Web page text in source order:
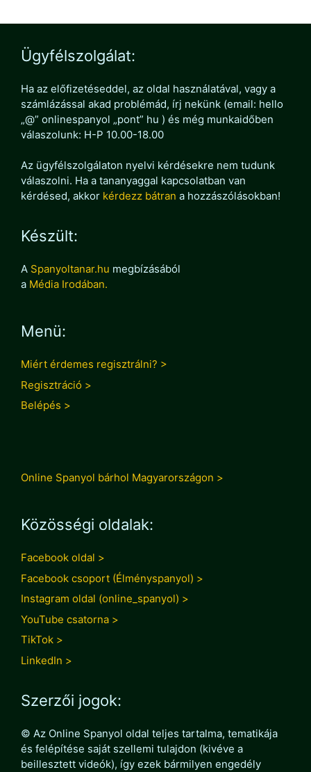
Ügyfélszolgálat:
Ha az előfizetéseddel, az oldal használatával, vagy a
számlázással akad problémád, írj nekünk (email: hello
„@” onlinespanyol „pont” hu ) és még munkaidőben
válaszolunk: H-P 10.00-18.00
Az ügyfélszolgálaton nyelvi kérdésekre nem tudunk
válaszolni. Ha a tananyaggal kapcsolatban van
kérdésed, akkor kérdezz bátran a hozzászólásokban!
Készült:
A Spanyoltanar.hu megbízásából
a Média Irodában.
Menü:
Miért érdemes regisztrálni? >
Regisztráció >
Belépés >
Online Spanyol bárhol Magyarországon >
Közösségi oldalak:
Facebook oldal >
Facebook csoport (Élményspanyol) >
Instagram oldal (online_spanyol) >
YouTube csatorna >
TikTok >
LinkedIn >
Szerzői jogok:
© Az Online Spanyol oldal teljes tartalma, tematikája
és felépítése saját szellemi tulajdon (kivéve a
beillesztett videók), így ezek bármilyen engedély